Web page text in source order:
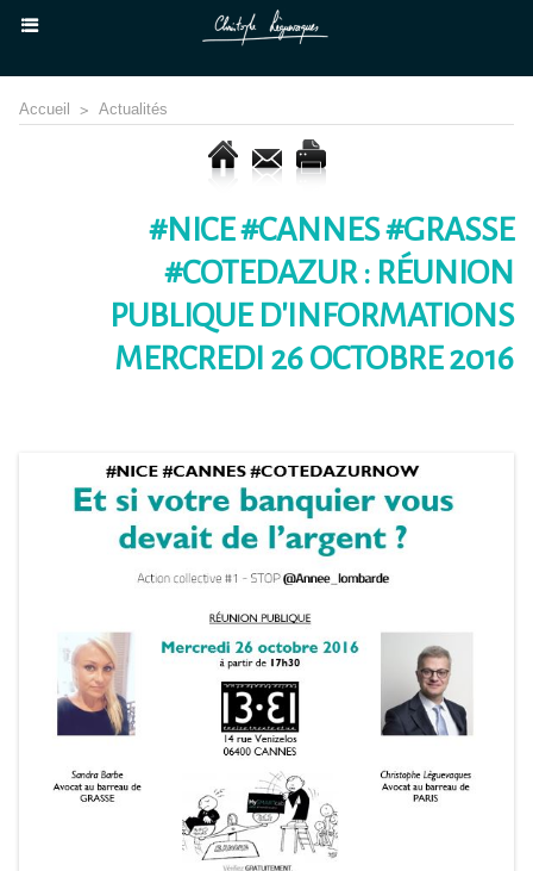
Accueil > Actualités
#NICE #CANNES #GRASSE
#COTEDAZUR : RÉUNION
PUBLIQUE D'INFORMATIONS
MERCREDI 26 OCTOBRE 2016